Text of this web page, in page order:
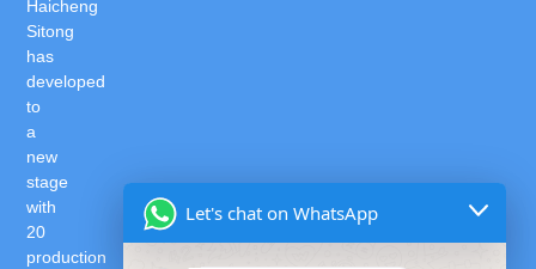
Haicheng
Sitong
has
developed
to
a
new
stage
with
20
production
Let's chat on WhatsApp